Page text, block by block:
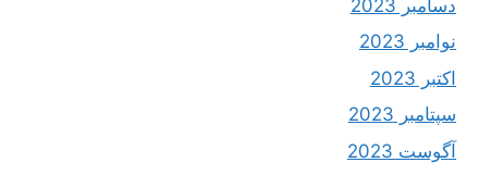
دسامبر 2023
نوامبر 2023
اکتبر 2023
سپتامبر 2023
آگوست 2023